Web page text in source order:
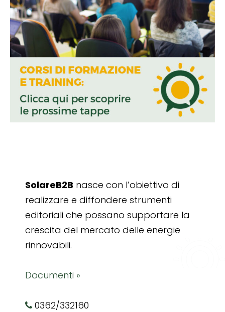
SolareB2B nasce con l’obiettivo di
realizzare e diffondere strumenti
editoriali che possano supportare la
crescita del mercato delle energie
rinnovabili.
Documenti »
0362/332160